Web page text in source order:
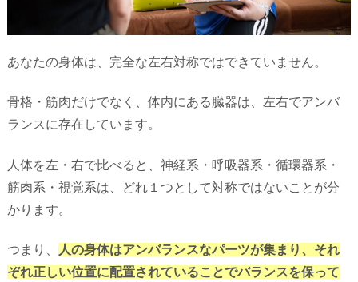
あなたの身体は、完全な左右対称ではできていません。
骨格・筋肉だけでなく、体内にある臓器は、左右でアンバ
ランスに存在しています。
人体を左・右で比べると、神経系・呼吸器系・循環器系・
筋肉系・視覚系は、どれ１つとして対称ではないことが分
かります。
つまり、
人の身体はアンバランスなパーツが集まり、それ
ぞれ正しい位置に配置されていることでバランスを保って